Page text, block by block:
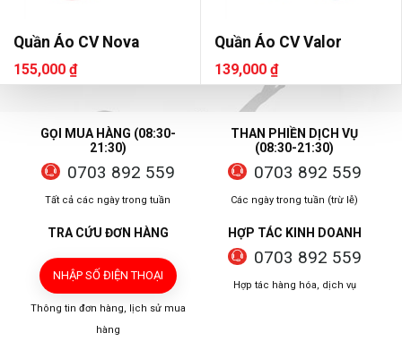
Quần Áo CV Nova
155,000 ₫
Quần Áo CV Valor
139,000 ₫
GỌI MUA HÀNG (08:30-
21:30)
0703 892 559
Tất cả các ngày trong tuần
THAN PHIỀN DỊCH VỤ
(08:30-21:30)
0703 892 559
Các ngày trong tuần (trừ lễ)
TRA CỨU ĐƠN HÀNG
NHẬP SỐ ĐIỆN THOẠI
Thông tin đơn hàng, lịch sử mua
hàng
HỢP TÁC KINH DOANH
0703 892 559
Hợp tác hàng hóa, dịch vụ